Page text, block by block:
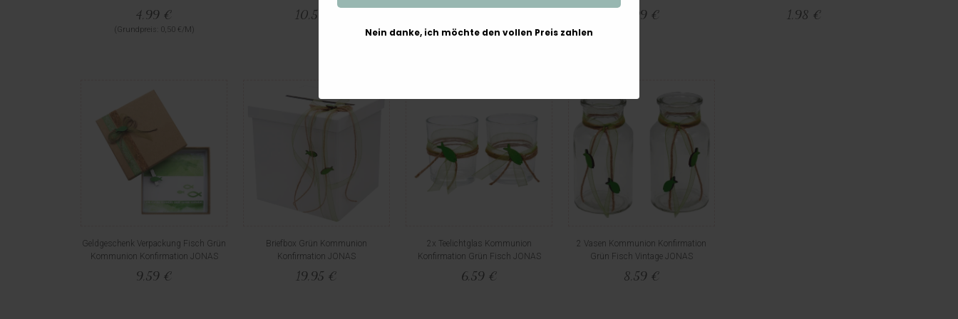
4,99 €
(Grundpreis: 0,50 €/M)
10,59 € 3,99 € 1,98 €
Geldgeschenk Verpackung Fisch Grün
Kommunion Konfirmation JONAS
9,59 €
Briefbox Grün Kommunion
Konfirmation JONAS
19,95 €
2x Teelichtglas Kommunion
Konfirmation Grün Fisch JONAS
6,59 €
2 Vasen Kommunion Konfirmation
Grün Fisch Vintage JONAS
8,59 €
Nein danke, ich möchte den vollen Preis zahlen